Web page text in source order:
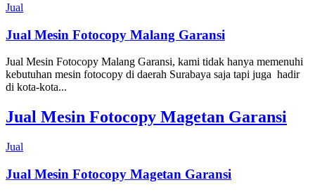
Jual
Jual Mesin Fotocopy Malang Garansi
Jual Mesin Fotocopy Malang Garansi, kami tidak hanya memenuhi
kebutuhan mesin fotocopy di daerah Surabaya saja tapi juga hadir
di kota-kota...
Jual Mesin Fotocopy Magetan Garansi
Jual
Jual Mesin Fotocopy Magetan Garansi